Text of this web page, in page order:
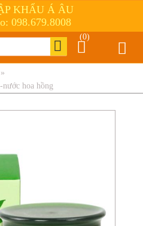
KHẨU Á ÂU
098.679.8008
(0)
»
hoa hồng